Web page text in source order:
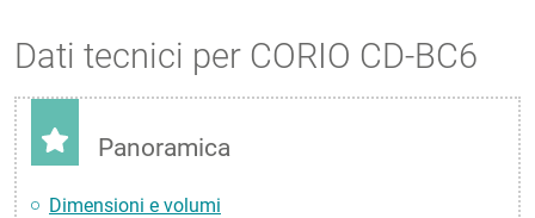
Dati tecnici per CORIO CD-BC6
Panoramica
Dimensioni e volumi